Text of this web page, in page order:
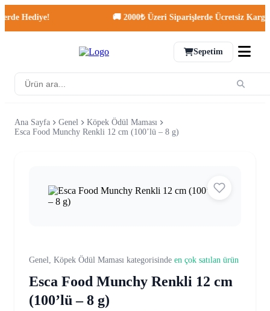
Hediye! 🚚 2000₺ Üzeri Siparişlerde Ücretsiz Kargo!
Sepetim
Ana Sayfa Genel
Köpek Ödül Maması
Esca Food Munchy Renkli 12 cm (100’lü – 8 g)
Genel, Köpek Ödül Maması kategorisinde en çok satılan ürün
Esca Food Munchy Renkli 12 cm
(100’lü – 8 g)